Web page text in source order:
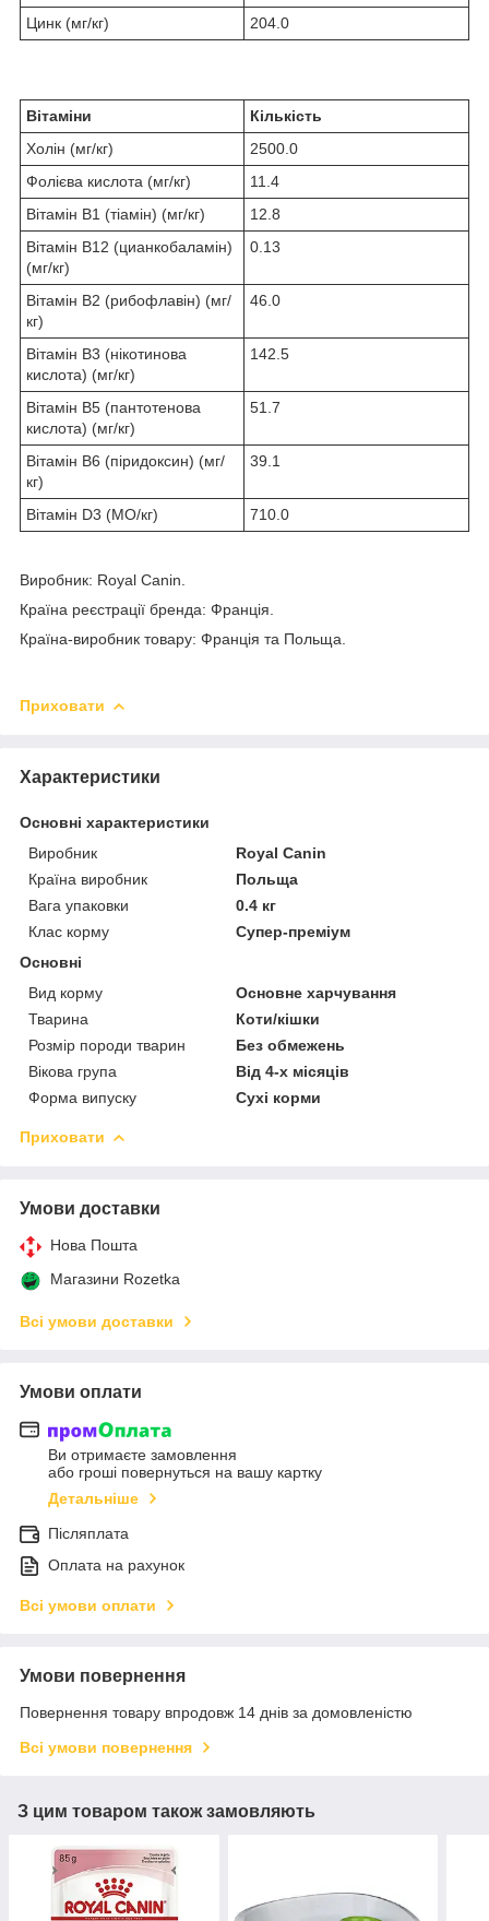
Цинк (мг/кг)
204.0
Вітаміни
Кількість
Холін (мг/кг)
2500.0
Фолієва кислота (мг/кг)
11.4
Вітамін B1 (тіамін) (мг/кг)
12.8
Вітамін B12 (цианкобаламін)
(мг/кг)
0.13
Вітамін B2 (рибофлавін) (мг/
кг)
46.0
Вітамін B3 (нікотинова
кислота) (мг/кг)
142.5
Вітамін B5 (пантотенова
кислота) (мг/кг)
51.7
Вітамін B6 (піридоксин) (мг/
кг)
39.1
Вітамін D3 (МО/кг) 710.0
Виробник: Royal Canin.
Країна реєстрації бренда: Франція.
Країна-виробник товару: Франція та Польща.
Приховати
Характеристики
Основні характеристики
Виробник
Royal Canin
Країна виробник
Польща
Вага упаковки
0.4 кг
Клас корму
Супер-преміум
Основні
Вид корму
Основне харчування
Тварина
Коти/кішки
Розмір породи тварин
Без обмежень
Вікова група
Від 4-х місяців
Форма випуску
Сухі корми
Приховати
Умови доставки
Нова Пошта
Магазини Rozetka
Всі умови доставки
Умови оплати
Ви отримаєте замовлення
або гроші повернуться на вашу картку
Детальніше
Післяплата
Оплата на рахунок
Всі умови оплати
Умови повернення
Повернення товару впродовж 14 днів за домовленістю
Всі умови повернення
З цим товаром також замовляють